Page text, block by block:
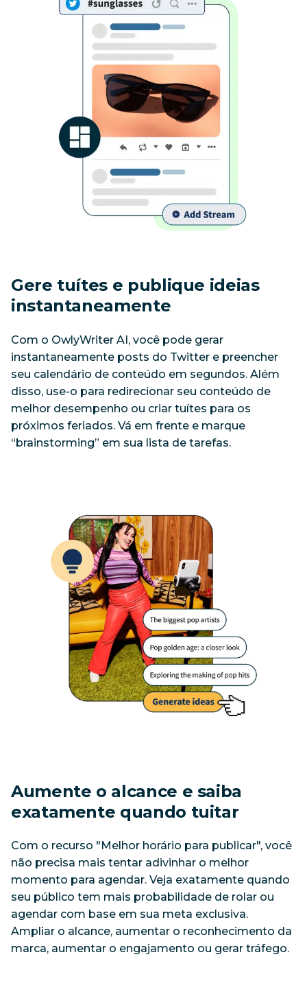
Gere tuítes e publique ideias
instantaneamente
Com o OwlyWriter AI, você pode gerar
instantaneamente posts do Twitter e preencher
seu calendário de conteúdo em segundos. Além
disso, use-o para redirecionar seu conteúdo de
melhor desempenho ou criar tuítes para os
próximos feriados. Vá em frente e marque
“brainstorming” em sua lista de tarefas.
Aumente o alcance e saiba
exatamente quando tuitar
Com o recurso "Melhor horário para publicar", você
não precisa mais tentar adivinhar o melhor
momento para agendar. Veja exatamente quando
seu público tem mais probabilidade de rolar ou
agendar com base em sua meta exclusiva.
Ampliar o alcance, aumentar o reconhecimento da
marca, aumentar o engajamento ou gerar tráfego.